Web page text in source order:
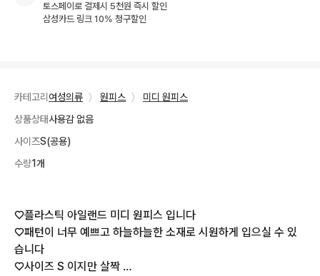
토스페이로 결제시 5천원 즉시 할인
삼성카드 링크 10% 청구할인
카테고리 여성의류 〉 원피스 〉
미디 원피스
상품상태사용감 없음
사이즈S(공용)
수량1개
♡플라스틱 아일랜드 미디 원피스 입니다
♡패턴이 너무 예쁘고 하늘하늘한 소재로 시원하게 입으실 수 있
습니다
♡사이즈 S 이지만 살짝